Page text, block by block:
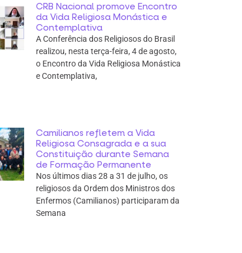
CRB Nacional promove Encontro
da Vida Religiosa Monástica e
Contemplativa
A Conferência dos Religiosos do Brasil
realizou, nesta terça-feira, 4 de agosto,
o Encontro da Vida Religiosa Monástica
e Contemplativa,
Camilianos refletem a Vida
Religiosa Consagrada e a sua
Constituição durante Semana
de Formação Permanente
Nos últimos dias 28 a 31 de julho, os
religiosos da Ordem dos Ministros dos
Enfermos (Camilianos) participaram da
Semana